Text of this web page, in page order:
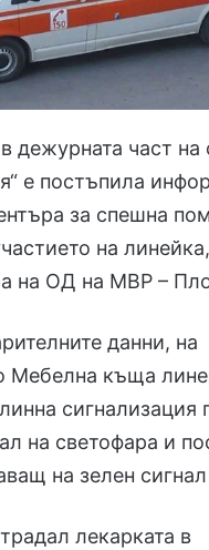
дежурната част на
е постъпила
за спешна
на
на ОД на МВР –
данни, на
Мебелна къща
сигнализация
на светофара и
на зелен
лекарката в